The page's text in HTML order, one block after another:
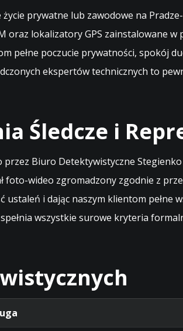
prywatne lub zawodowe na
oraz lokalizatory GPS zainstalowane
pełne poczucie prywatności, spokój
ekspertów technicznych to
Śledcze i
Biuro Detektywistyczne
foto-wideo zgromadzony zgodnie z
i dając naszym klientom pełne
wszystkie surowe kryteria